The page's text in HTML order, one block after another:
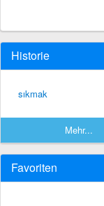
Historie
sıkmak
Mehr...
Favoriten